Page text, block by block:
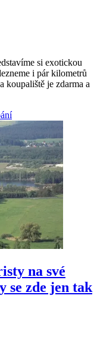
si exotickou
i pár kilometrů
koupaliště je zdarma a
na své
se zde jen tak